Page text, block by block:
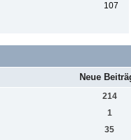
107
Neue
214
1
35